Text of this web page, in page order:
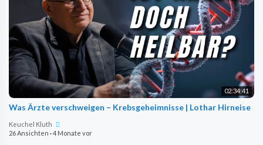
02:34:41
Was Ärzte verschweigen – Krebsgeheimnisse | Lothar Hirneise
Keuchel Kluth
26 Ansichten ·4 Monate vor